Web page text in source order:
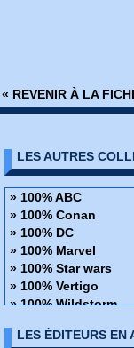
« REVENIR À LA
LES AUTRES
» 100% ABC
» 100% Conan
» 100% DC
» 100% Marvel
» 100% Star wars
» 100% Vertigo
» 100% Wildstorm
» ABC Deluxe
LES ÉDITEURS EN